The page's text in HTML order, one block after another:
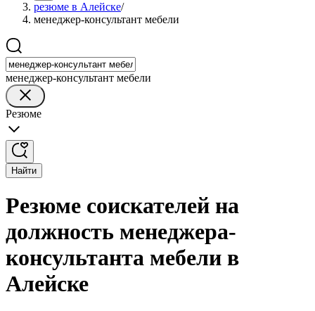
резюме в Алейске/
менеджер-консультант мебели
менеджер-консультант мебели
Резюме
Найти
Резюме соискателей на
должность менеджера-
консультанта мебели в
Алейске